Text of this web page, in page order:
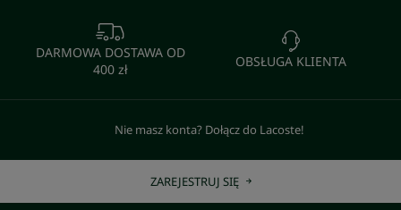
DARMOWA DOSTAWA OD
400 zł
OBSŁUGA KLIENTA
Nie masz konta? Dołącz do Lacoste!
ZAREJESTRUJ SIĘ